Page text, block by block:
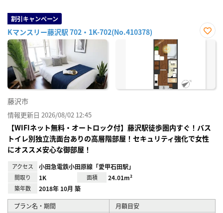
割引キャンペーン
Kマンスリー藤沢駅 702・1K-702(No.410378)
お気
藤沢市
情報更新日 2026/08/02 12:45
【WIFIネット無料・オートロック付】藤沢駅徒歩圏内すぐ！バス
トイレ別独立洗面台ありの高層階部屋！セキュリティ強化で女性
にオススメ安心な御部屋！
アクセス 小田急電鉄小田原線「愛甲石田駅」
間取り 1K 面積 24.01m²
築年数 2018年 10月 築
プラン名・期間 月額目安